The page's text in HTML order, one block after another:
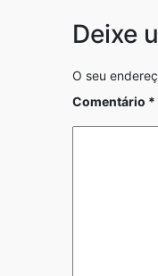
Deixe
O seu
Comentário *